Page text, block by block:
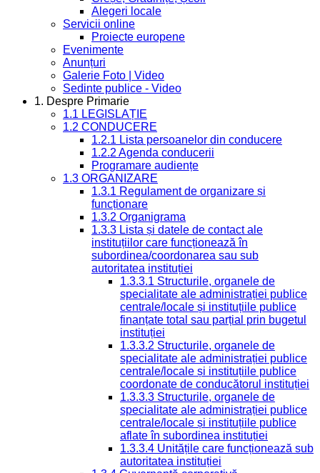
Alegeri locale
Servicii online
Proiecte europene
Evenimente
Anunțuri
Galerie Foto | Video
Sedinte publice - Video
1. Despre Primarie
1.1 LEGISLAȚIE
1.2 CONDUCERE
1.2.1 Lista persoanelor din conducere
1.2.2 Agenda conducerii
Programare audiențe
1.3 ORGANIZARE
1.3.1 Regulament de organizare și
funcționare
1.3.2 Organigrama
1.3.3 Lista și datele de contact ale
instituțiilor care funcționează în
subordinea/coordonarea sau sub
autoritatea instituției
1.3.3.1 Structurile, organele de
specialitate ale administrației publice
centrale/locale și instituțiile publice
finanțate total sau parțial prin bugetul
instituției
1.3.3.2 Structurile, organele de
specialitate ale administrației publice
centrale/locale și instituțiile publice
coordonate de conducătorul instituției
1.3.3.3 Structurile, organele de
specialitate ale administrației publice
centrale/locale și instituțiile publice
aflate în subordinea instituției
1.3.3.4 Unitățile care funcționează sub
autoritatea instituției